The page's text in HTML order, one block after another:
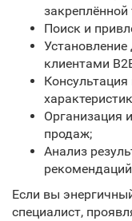
закреплённой
Поиск и
клиентами
Организация
продаж;
Анализ
Если вы
специалист,